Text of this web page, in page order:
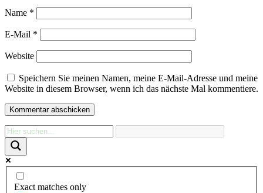
Name *
E-Mail *
Website
Speichern Sie meinen Namen, meine E-Mail-Adresse und meine
Website in diesem Browser, wenn ich das nächste Mal kommentiere.
Exact matches only